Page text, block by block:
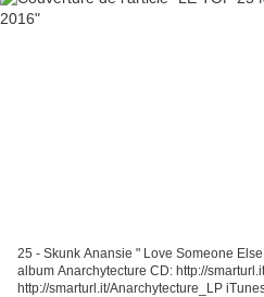
25 - Skunk Anansie " Love Someone
album Anarchytecture CD: http://
http://smarturl.it/Anarchytecture_LP